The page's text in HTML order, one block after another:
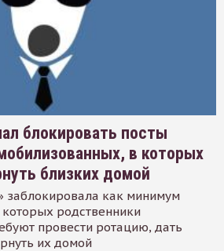
блокировать посты
в которых
близких домой
заблокировала как минимум
которых родственники
провести ротацию, дать
их домой